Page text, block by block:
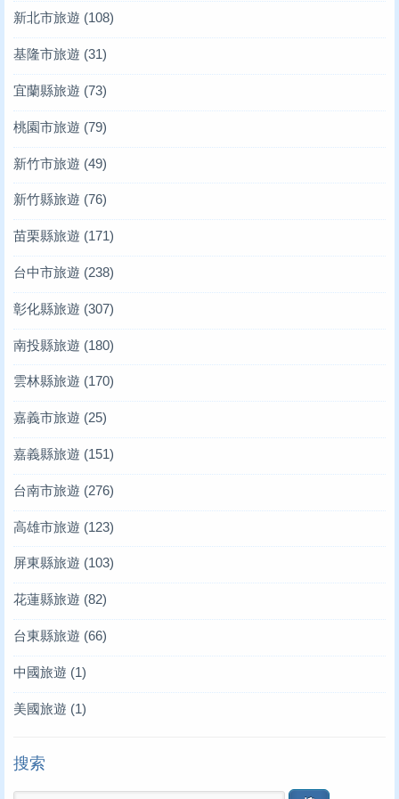
新北市旅遊 (108)
基隆市旅遊 (31)
宜蘭縣旅遊 (73)
桃園市旅遊 (79)
新竹市旅遊 (49)
新竹縣旅遊 (76)
苗栗縣旅遊 (171)
台中市旅遊 (238)
彰化縣旅遊 (307)
南投縣旅遊 (180)
雲林縣旅遊 (170)
嘉義市旅遊 (25)
嘉義縣旅遊 (151)
台南市旅遊 (276)
高雄市旅遊 (123)
屏東縣旅遊 (103)
花蓮縣旅遊 (82)
台東縣旅遊 (66)
中國旅遊 (1)
美國旅遊 (1)
搜索